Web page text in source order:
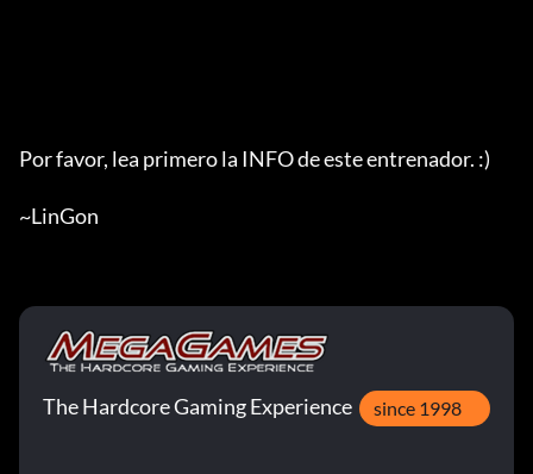
Por favor, lea primero la INFO de este entrenador. :)
~LinGon
The Hardcore Gaming Experience since 1998